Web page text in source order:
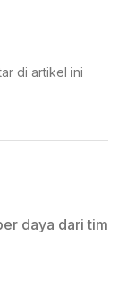
di artikel ini
daya dari tim